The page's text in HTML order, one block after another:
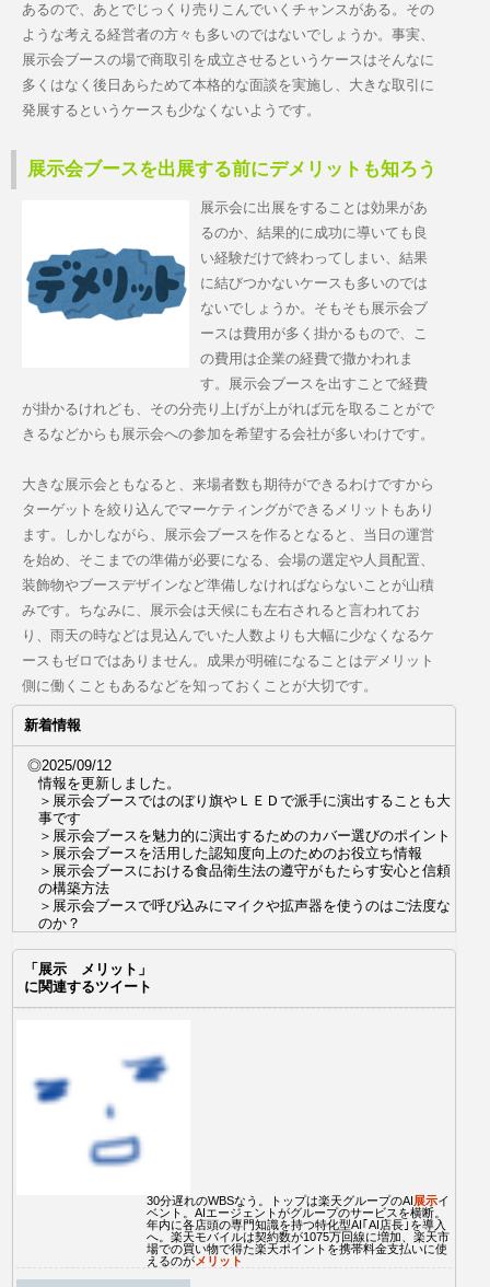
あるので、あとでじっくり売りこんでいくチャンスがある。その
ような考える経営者の方々も多いのではないでしょうか。事実、
展示会ブースの場で商取引を成立させるというケースはそんなに
多くはなく後日あらためて本格的な面談を実施し、大きな取引に
発展するというケースも少なくないようです。
展示会ブースを出展する前にデメリットも知ろう
展示会に出展をすることは効果があ
るのか、結果的に成功に導いても良
い経験だけで終わってしまい、結果
に結びつかないケースも多いのでは
ないでしょうか。そもそも展示会ブ
ースは費用が多く掛かるもので、こ
の費用は企業の経費で撒かわれま
す。展示会ブースを出すことで経費
が掛かるけれども、その分売り上げが上がれば元を取ることがで
きるなどからも展示会への参加を希望する会社が多いわけです。
大きな展示会ともなると、来場者数も期待ができるわけですから
ターゲットを絞り込んでマーケティングができるメリットもあり
ます。しかしながら、展示会ブースを作るとなると、当日の運営
を始め、そこまでの準備が必要になる、会場の選定や人員配置、
装飾物やブースデザインなど準備しなければならないことが山積
みです。ちなみに、展示会は天候にも左右されると言われてお
り、雨天の時などは見込んでいた人数よりも大幅に少なくなるケ
ースもゼロではありません。成果が明確になることはデメリット
側に働くこともあるなどを知っておくことが大切です。
新着情報
◎2025/09/12
情報を更新しました。
＞展示会ブースではのぼり旗やＬＥＤで派手に演出することも大
事です
＞展示会ブースを魅力的に演出するためのカバー選びのポイント
＞展示会ブースを活用した認知度向上のためのお役立ち情報
＞展示会ブースにおける食品衛生法の遵守がもたらす安心と信頼
の構築方法
＞展示会ブースで呼び込みにマイクや拡声器を使うのはご法度な
のか？
◎2024/1/15
情報を更新しました。
＞展示会ブースを多言語化してビジネスチャンスを広げる
＞展示会ブースを設営するときの2つの注意点
＞期間限定で開かれる展示会ブースを宣伝に活用する
◎2022/5/25
情報を更新しました。
＞魅力的な展示会ブースで採用されることが多い技術の事例
＞展示会ブースで出店している企業の色をだすことが重要
＞展示会ブースをデザイン性豊かにする作り方
＞展示会ブースデザインで押さえておきたいポイントとは
効率良く自社製品をアピール
の情報を更新しました。
「展示 メリット」
に関連するツイート
30分遅れのWBSなう。トップは楽天グループのAI展示イ
ベント。AIエージェントがグループのサービスを横断。
年内に各店頭の専門知識を持つ特化型AI｢AI店長｣を導入
へ。楽天モバイルは契約数が1075万回線に増加、楽天市
場での買い物で得た楽天ポイントを携帯料金支払いに使
えるのがメリット